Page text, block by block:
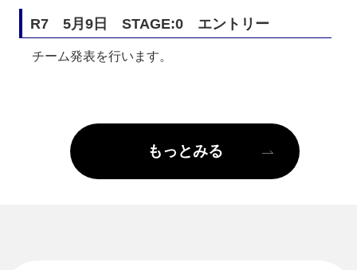
R7　5月9日　STAGE:0　エントリー
チーム発表を行います。
もっとみる